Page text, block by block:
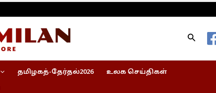
Search
தமிழகத்-தேர்தல்2026
உலக செய்திகள்